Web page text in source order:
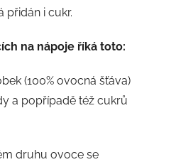
přidán i cukr.
na nápoje říká toto:
(100% ovocná šťáva)
a popřípadě též cukrů
druhu ovoce se